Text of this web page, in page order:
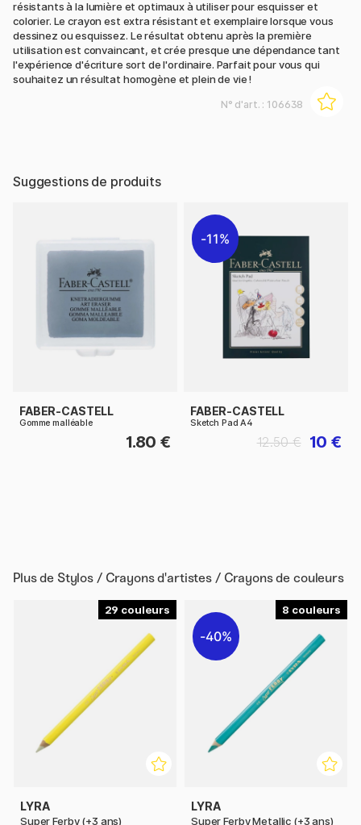
résistants à la lumière et optimaux à utiliser pour esquisser et
colorier. Le crayon est extra résistant et exemplaire lorsque vous
dessinez ou esquissez. Le résultat obtenu après la première
utilisation est convaincant, et crée presque une dépendance tant
l'expérience d'écriture sort de l'ordinaire. Parfait pour vous qui
souhaitez un résultat homogène et plein de vie !
N° d'art. : 106638
Suggestions de produits
FABER-CASTELL
Gomme malléable
1.80 €
11%
FABER-CASTELL
Sketch Pad A4
10 €
12.50 €
Plus de Stylos / Crayons d'artistes / Crayons de couleurs
29
LYRA
Super Ferby (+3 ans)
8
40%
LYRA
Super Ferby Metallic (+3 ans)